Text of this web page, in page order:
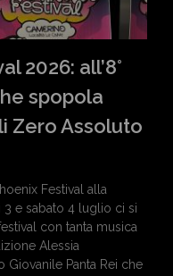
2026: all’8°
spopola
Zero Assoluto
Festival alla
3 e sabato 4 luglio ci si
con tanta musica
Alessia
Giovanile Panta Rei che